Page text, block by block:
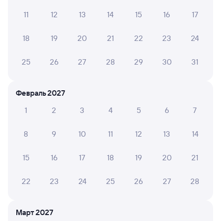
6 причин купить ж/д билеты
Онлайн-возврат билетов без очереди в кассу
10
24 июля 2026 • Поезд 126С
комфортно, работает кондиционер, нет запахов,
10
20 июля 2026 • Поезд 126С
Ехали в 5 вагоне. Все очень комфортно.
очень хорошее.
11 12 13 14 15 16 17
18 19 20 21 22 23 24
25 26 27 28 29 30 31
Февраль 2027
1
2 3 4 5 6 7
8 9 10 11 12 13 14
15 16 17 18 19 20 21
22 23 24 25 26 27 28
Март 2027